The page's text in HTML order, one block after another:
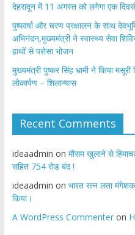
​देहरादून में 11 अगस्त को लगेगा एक
पुष्पवर्षा और चरण प्रक्षालन के साथ
अभिनंदन,मुख्यमंत्री ने स्वास्थ्य सेवा
हाथों से परोसा भोजन
मुख्यमंत्री पुष्कर सिंह धामी ने किया
लोकार्पण – शिलान्यास
Recent Comments
ideaadmin on मौसम खुलाने से
सहित 754 रोड बंद !
ideaadmin on भारत रत्न लता
किया।
A WordPress Commenteron